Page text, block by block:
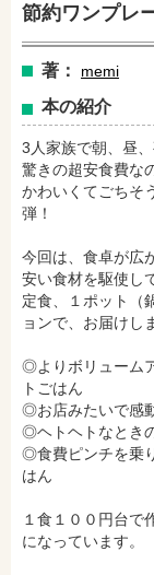
節約ワンプレ
著： memi
本の紹介
3人家族で朝、昼
驚きの超安食費な
かわいくてごちそ
弾！
今回は、食卓が広
安い食材を駆使し
定食、１ポット（
ョンで、お届けし
◎よりボリューム
トごはん
◎お店みたいで感
◎ヘトヘトなとき
◎食費ピンチを乗
はん
１食１００円台で
になっています。
セブンネットショッ